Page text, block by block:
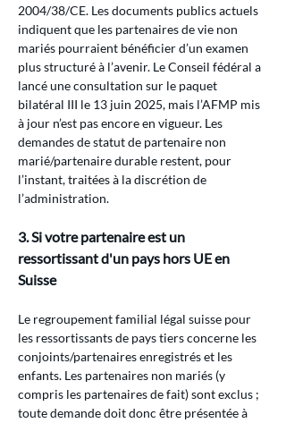
2004/38/CE. Les documents publics actuels
indiquent que les partenaires de vie non
mariés pourraient bénéficier d’un examen
plus structuré à l’avenir. Le Conseil fédéral a
lancé une consultation sur le paquet
bilatéral III le 13 juin 2025, mais l’AFMP mis
à jour n’est pas encore en vigueur. Les
demandes de statut de partenaire non
marié/partenaire durable restent, pour
l’instant, traitées à la discrétion de
l’administration.
3. Si votre partenaire est un
ressortissant d'un pays hors UE en
Suisse
Le regroupement familial légal suisse pour
les ressortissants de pays tiers concerne les
conjoints/partenaires enregistrés et les
enfants. Les partenaires non mariés (y
compris les partenaires de fait) sont exclus ;
toute demande doit donc être présentée à